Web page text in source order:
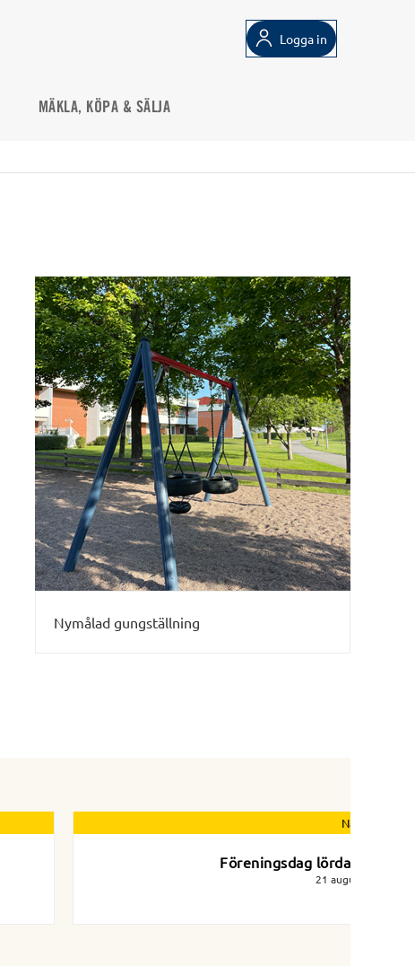
Logga in
MÄKLA, KÖPA & SÄLJA
Nymålad gungställning
Nästa nyhet
Föreningsdag lördag 26/8
21 augusti 2023